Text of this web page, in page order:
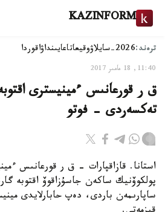
KAZINFORM
ترەند:2026-سايلاۋ وقيعاتاعايىنداۋاقوردا
11:40, 18 مامىر 2017
ق ر قورعانىس ءمينيسترى
تەكسەردى - فوتو
استانا. قازاقپارات - ق ر قورعانىس
پولكوۆنيك ساكەن جاسۇزاقوۆ اقتوبە
ساپارىمەن باردى، دەپ حابارلايدى